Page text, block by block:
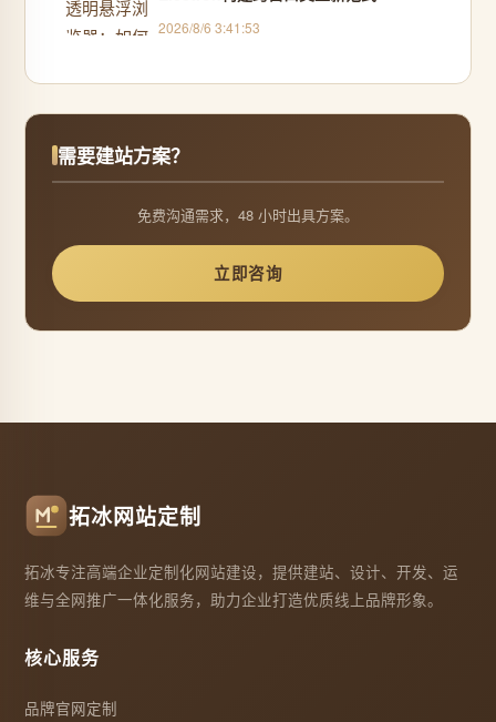
2026/8/6 3:41:53
需要建站方案？
免费沟通需求，48 小时出具方案。
立即咨询
拓冰网站定制
拓冰专注高端企业定制化网站建设，提供建站、设计、开发、运
维与全网推广一体化服务，助力企业打造优质线上品牌形象。
核心服务
品牌官网定制